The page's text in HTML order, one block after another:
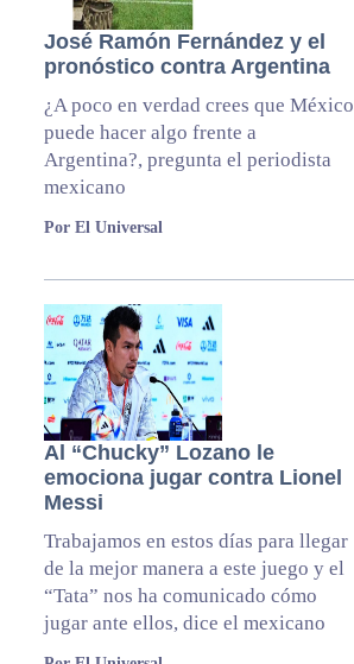
José Ramón Fernández y el
pronóstico contra Argentina
¿A poco en verdad crees que México
puede hacer algo frente a
Argentina?, pregunta el periodista
mexicano
Por El Universal
Al “Chucky” Lozano le
emociona jugar contra Lionel
Messi
Trabajamos en estos días para llegar
de la mejor manera a este juego y el
“Tata” nos ha comunicado cómo
jugar ante ellos, dice el mexicano